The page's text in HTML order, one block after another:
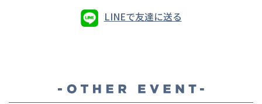
LINEで友達に送る